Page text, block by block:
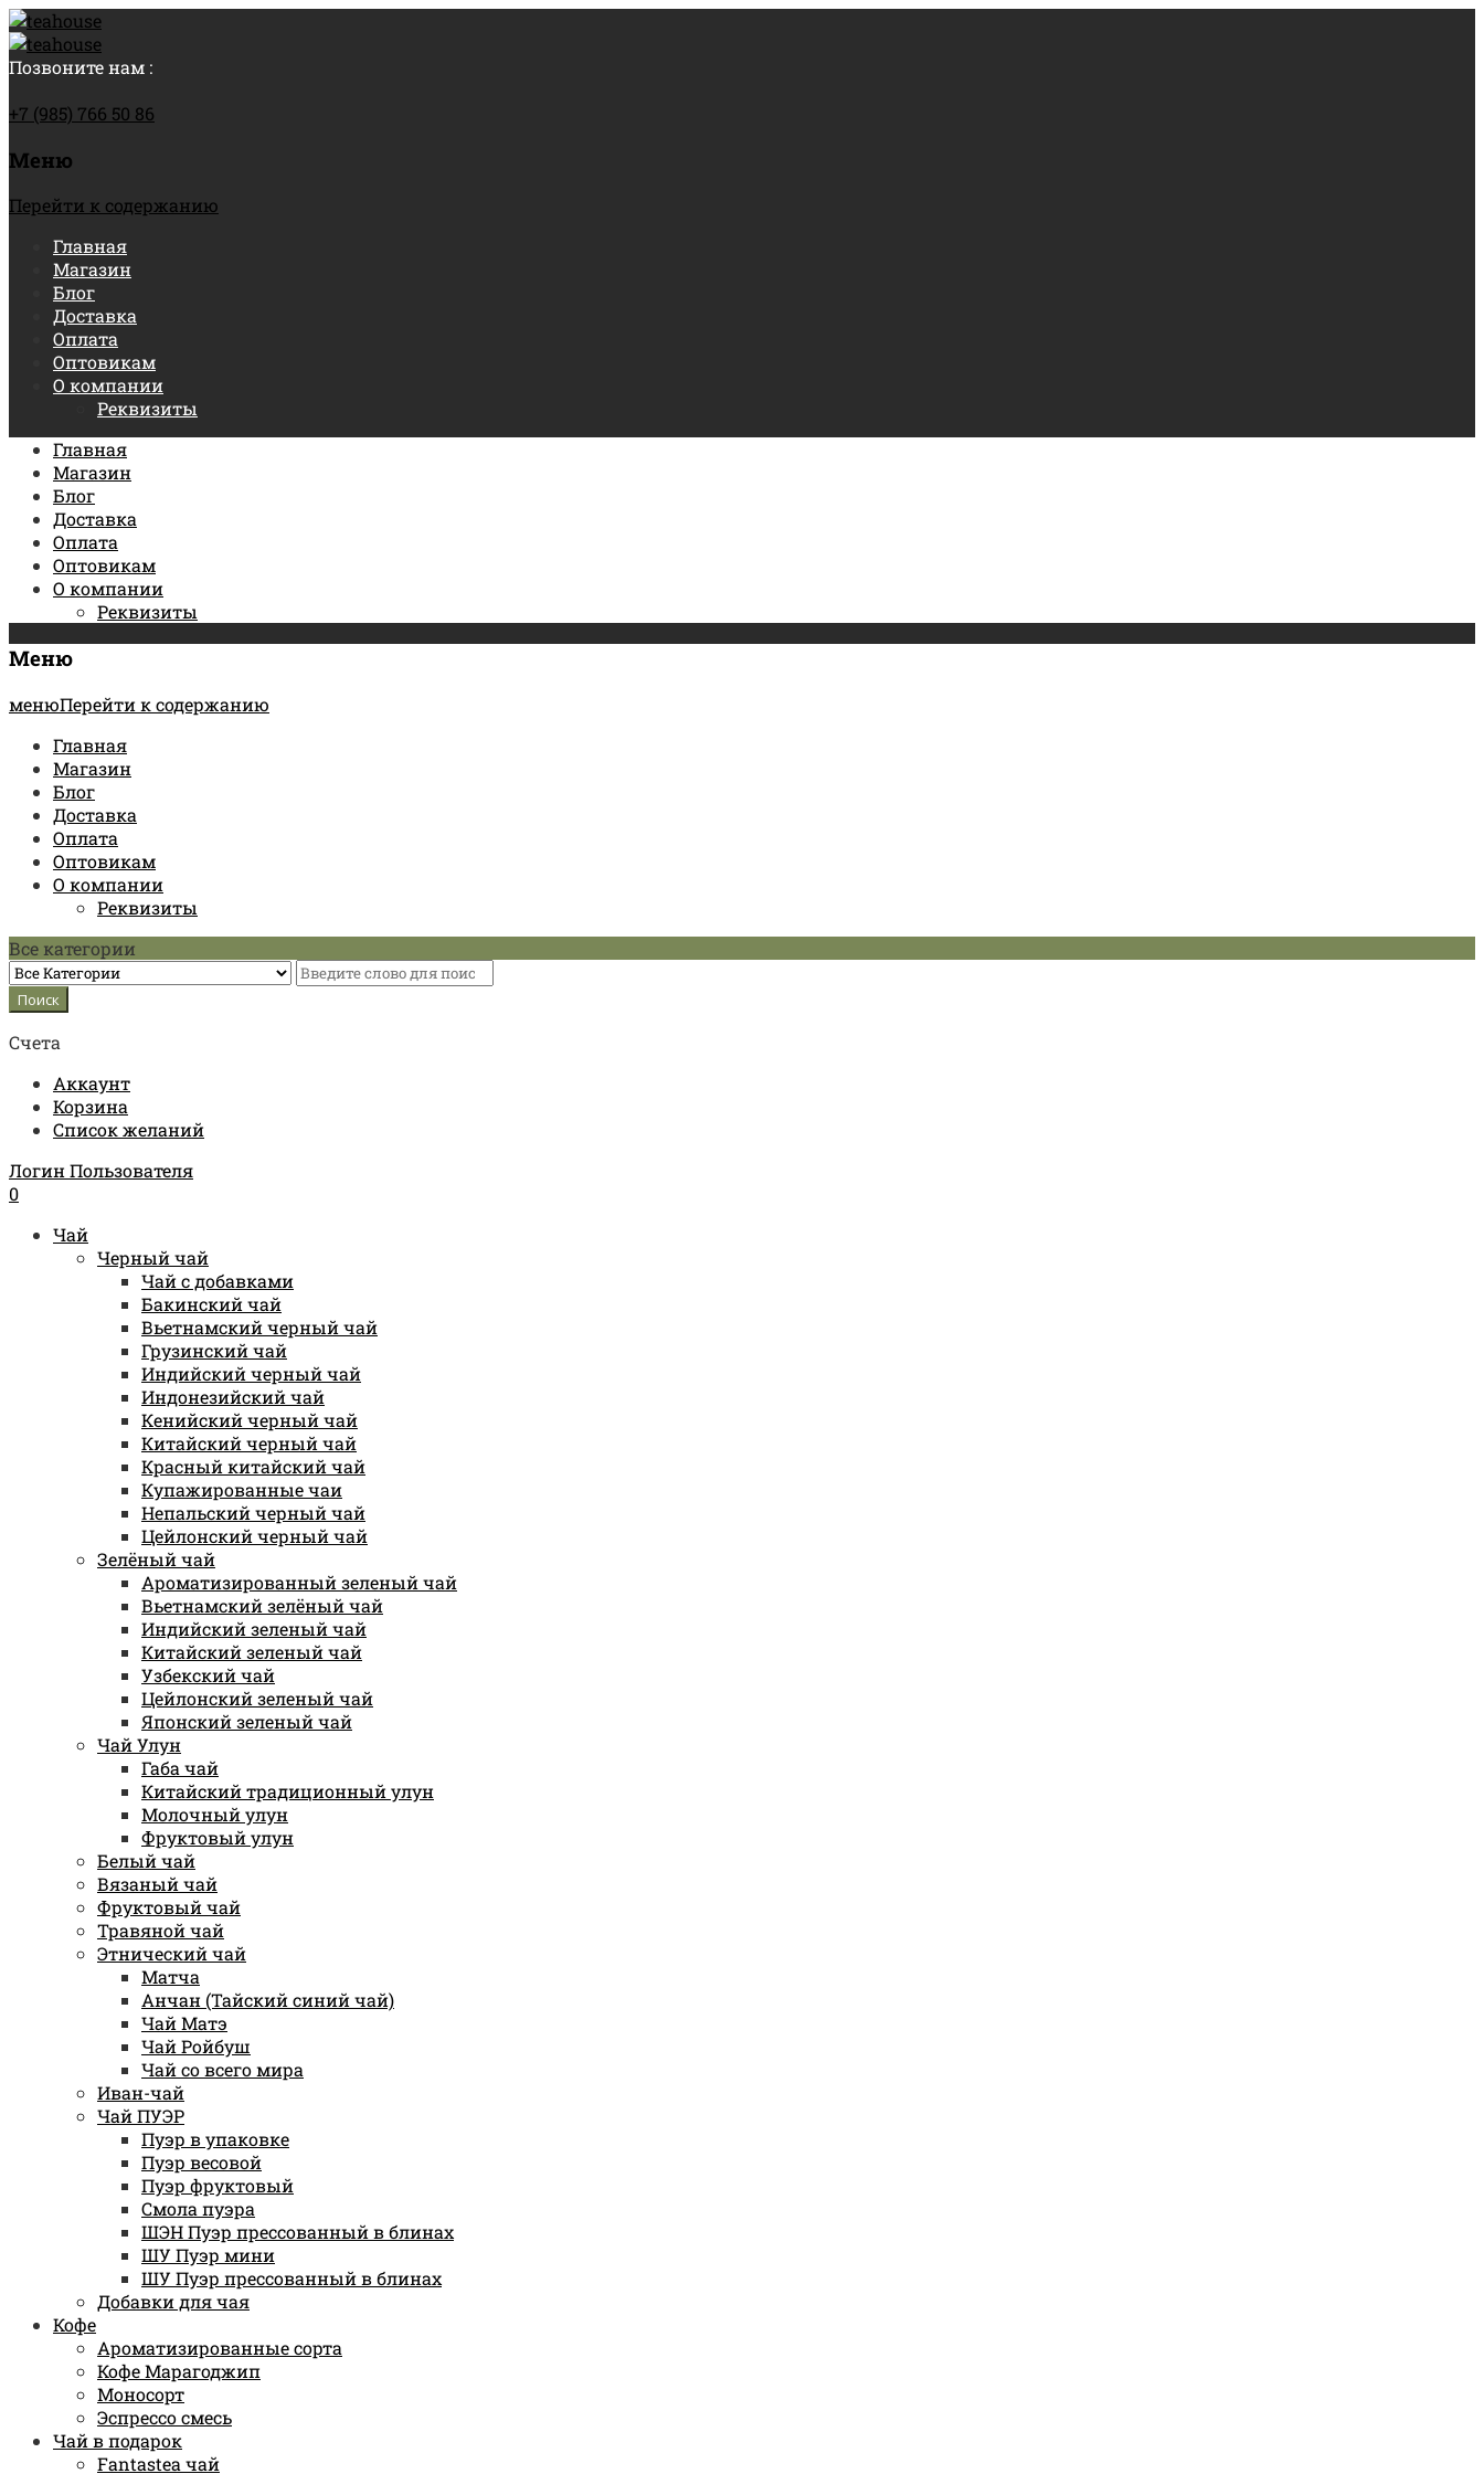
Позвоните нам :
+7 (985) 766 50 86
Меню
Перейти к содержанию
Главная
Магазин
Блог
Доставка
Оплата
Оптовикам
О компании
Реквизиты
Главная
Магазин
Блог
Доставка
Оплата
Оптовикам
О компании
Реквизиты
Меню
менюПерейти к содержанию
Главная
Магазин
Блог
Доставка
Оплата
Оптовикам
О компании
Реквизиты
Все категории
Счета
Аккаунт
Корзина
Список желаний
Логин Пользователя
0
Чай
Черный чай
Чай с добавками
Бакинский чай
Вьетнамский черный чай
Грузинский чай
Индийский черный чай
Индонезийский чай
Кенийский черный чай
Китайский черный чай
Красный китайский чай
Купажированные чаи
Непальский черный чай
Цейлонский черный чай
Зелёный чай
Ароматизированный зеленый чай
Вьетнамский зелёный чай
Индийский зеленый чай
Китайский зеленый чай
Узбекский чай
Цейлонский зеленый чай
Японский зеленый чай
Чай Улун
Габа чай
Китайский традиционный улун
Молочный улун
Фруктовый улун
Белый чай
Вязаный чай
Фруктовый чай
Травяной чай
Этнический чай
Матча
Анчан (Тайский синий чай)
Чай Матэ
Чай Ройбуш
Чай со всего мира
Иван-чай
Чай ПУЭР
Пуэр в упаковке
Пуэр весовой
Пуэр фруктовый
Смола пуэра
ШЭН Пуэр прессованный в блинах
ШУ Пуэр мини
ШУ Пуэр прессованный в блинах
Добавки для чая
Кофе
Ароматизированные сорта
Кофе Марагоджип
Моносорт
Эспрессо смесь
Чай в подарок
Fantastea чай